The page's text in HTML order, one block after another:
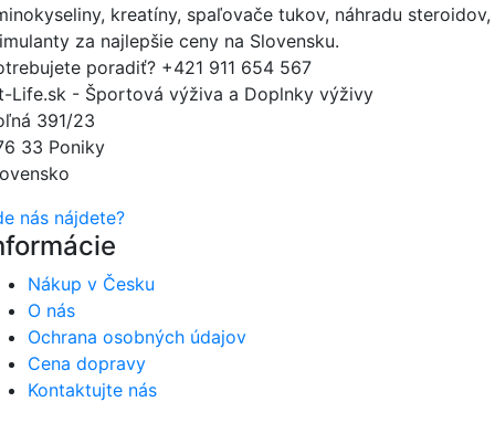
kreatíny, spaľovače tukov, náhradu steroidov,
za najlepšie ceny na Slovensku.
poradiť? +421 911 654 567
Life.sk - Športová výživa a Doplnky výživy
391/23
33 Poniky
nás nájdete?
Nákup v Česku
O nás
Ochrana osobných údajov
Cena dopravy
Kontaktujte nás